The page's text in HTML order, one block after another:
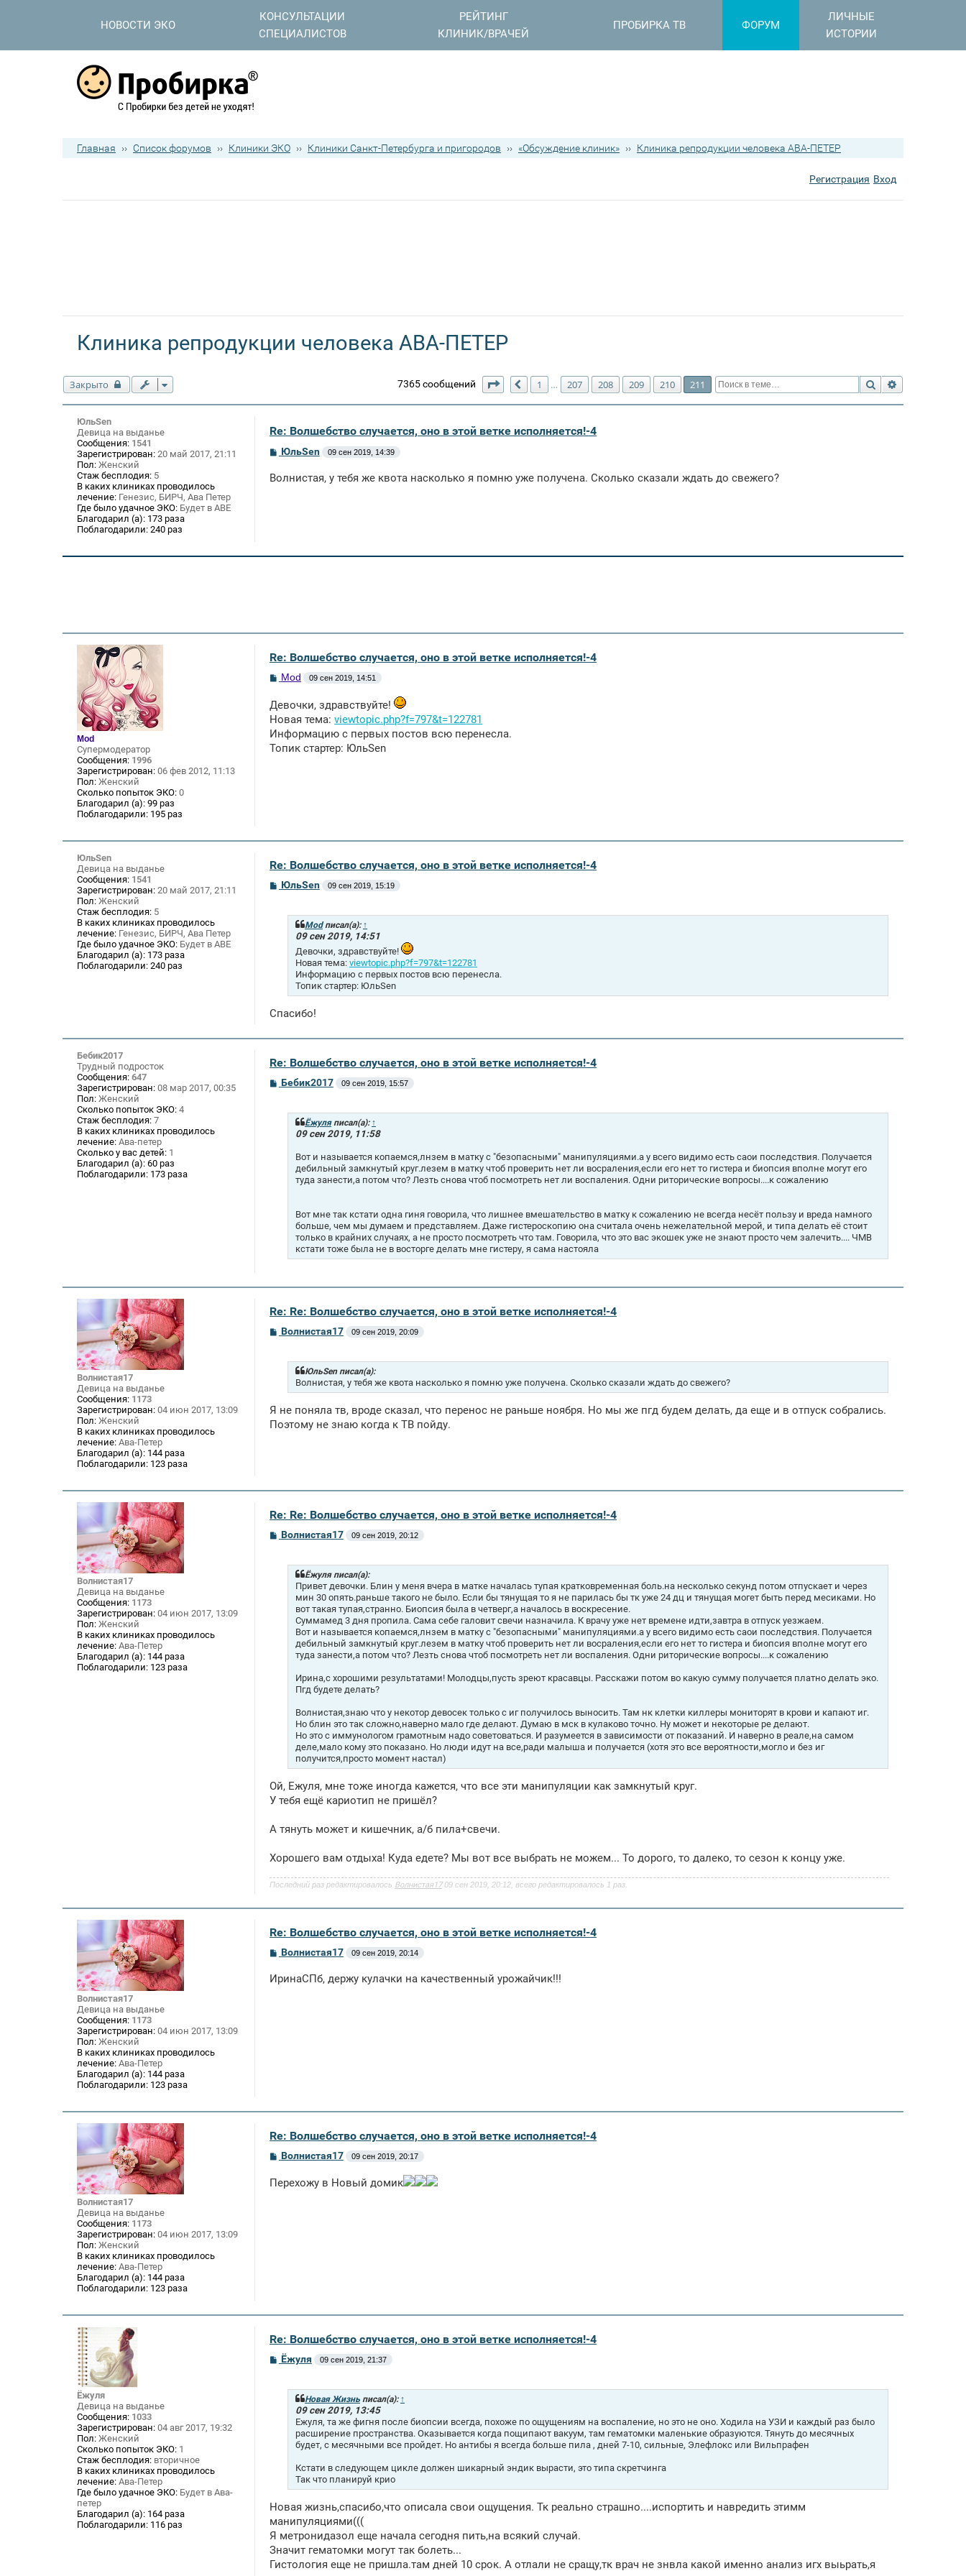
НОВОСТИ ЭКО
КОНСУЛЬТАЦИИ
СПЕЦИАЛИСТОВ
РЕЙТИНГ
КЛИНИК/ВРАЧЕЙ
ПРОБИРКА ТВ ФОРУМ
ЛИЧНЫЕ
ИСТОРИИ
Главная ›› Список форумов ›› Клиники ЭКО ›› Клиники Санкт-Петербурга и пригородов ›› «Обсуждение клиник» ›› Клиника репродукции человека АВА-ПЕТЕР
Регистрация Вход
Клиника репродукции человека АВА-ПЕТЕР
Закрыто Поиск
7365 сообщений Страница 211 из211
Пред.
1 … 207 208 209 210 211
ЮльSen
Девица на выданье
Сообщения: 1541
Зарегистрирован: 20 май 2017, 21:11
Пол: Женский
Стаж бесплодия: 5
В каких клиниках проводилось
лечение: Генезис, БИРЧ, Ава Петер
Где было удачное ЭКО: Будет в АВЕ
Благодарил (а): 173 раза
Поблагодарили: 240 раз
Re: Волшебство случается, оно в этой ветке исполняется!-4
С
б
ЮльSen 09 сен 2019, 14:39
Волнистая, у тебя же квота насколько я помню уже получена. Сколько сказали ждать до свежего?
Mod
Супермодератор
Сообщения: 1996
Зарегистрирован: 06 фев 2012, 11:13
Пол: Женский
Сколько попыток ЭКО: 0
Благодарил (а): 99 раз
Поблагодарили: 195 раз
Re: Волшебство случается, оно в этой ветке исполняется!-4
С
б
щ
е
н
и
Mod 09 сен 2019, 14:51
Девочки, здравствуйте!
Новая тема: viewtopic.php?f=797&t=122781
Информацию с первых постов всю перенесла.
Топик стартер: ЮльSen
ЮльSen
Девица на выданье
Сообщения: 1541
Зарегистрирован: 20 май 2017, 21:11
Пол: Женский
Стаж бесплодия: 5
В каких клиниках проводилось
лечение: Генезис, БИРЧ, Ава Петер
Где было удачное ЭКО: Будет в АВЕ
Благодарил (а): 173 раза
Поблагодарили: 240 раз
Re: Волшебство случается, оно в этой ветке исполняется!-4
СЮльSen 09 сен 2019, 15:19
Modписал(а): ↑
09 сен 2019, 14:51
Девочки, здравствуйте!
Новая тема: viewtopic.php?f=797&t=122781
Информацию с первых постов всю перенесла.
Топик стартер: ЮльSen
Спасибо!
Бебик2017
Трудный подросток
Сообщения: 647
Зарегистрирован: 08 мар 2017, 00:35
Пол: Женский
Сколько попыток ЭКО: 4
Стаж бесплодия: 7
В каких клиниках проводилось
лечение: Ава-петер
Сколько у вас детей: 1
Благодарил (а): 60 раз
Поблагодарили: 173 раза
Re: Волшебство случается, оно в этой ветке исполняется!-4
СБебик2017 09 сен 2019, 15:57
Ёжуляписал(а): ↑
09 сен 2019, 11:58
Вот и называется копаемся,лнзем в матку с "безопасными" манипуляциями.а у всего видимо есть саои последствия. Получается
дебильный замкнутый круг.лезем в матку чтоб проверить нет ли восраления,если его нет то гистера и биопсия вполне могут его
туда занести,а потом что? Лезть снова чтоб посмотреть нет ли воспаления. Одни риторические вопросы....к сожалению
Вот мне так кстати одна гиня говорила, что лишнее вмешательство в матку к сожалению не всегда несёт пользу и вреда намного
больше, чем мы думаем и представляем. Даже гистероскопию она считала очень нежелательной мерой, и типа делать её стоит
только в крайних случаях, а не просто посмотреть что там. Говорила, что это вас экошек уже не знают просто чем залечить.... ЧМВ
кстати тоже была не в восторге делать мне гистеру, я сама настояла
Волнистая17
Девица на выданье
Сообщения: 1173
Зарегистрирован: 04 июн 2017, 13:09
Пол: Женский
В каких клиниках проводилось
лечение: Ава-Петер
Благодарил (а): 144 раза
Поблагодарили: 123 раза
Re: Re: Волшебство случается, оно в этой ветке исполняется!-4
С
е
Волнистая17 09 сен 2019, 20:09
ЮльSen писал(а):
Волнистая, у тебя же квота насколько я помню уже получена. Сколько сказали ждать до свежего?
Я не поняла тв, вроде сказал, что перенос не раньше ноября. Но мы же пгд будем делать, да еще и в отпуск собрались.
Поэтому не знаю когда к ТВ пойду.
Волнистая17
Девица на выданье
Сообщения: 1173
Зарегистрирован: 04 июн 2017, 13:09
Пол: Женский
В каких клиниках проводилось
лечение: Ава-Петер
Благодарил (а): 144 раза
Поблагодарили: 123 раза
Re: Re: Волшебство случается, оно в этой ветке исполняется!-4
СВолнистая17 09 сен 2019, 20:12
Ёжуля писал(а):
Привет девочки. Блин у меня вчера в матке началась тупая кратковременная боль.на несколько секунд потом отпускает и через
мин 30 опять.раньше такого не было. Если бы тянущая то я не парилась бы тк уже 24 дц и тянущая могет быть перед месиками. Но
вот такая тупая,странно. Биопсия была в четверг,а началось в воскресение.
Суммамед 3 дня пропила. Сама себе галовит свечи назначила. К врачу уже нет времене идти,завтра в отпуск уезжаем.
Вот и называется копаемся,лнзем в матку с "безопасными" манипуляциями.а у всего видимо есть саои последствия. Получается
дебильный замкнутый круг.лезем в матку чтоб проверить нет ли восраления,если его нет то гистера и биопсия вполне могут его
туда занести,а потом что? Лезть снова чтоб посмотреть нет ли воспаления. Одни риторические вопросы....к сожалению
Ирина,с хорошими результатами! Молодцы,пусть зреют красавцы. Расскажи потом во какую сумму получается платно делать эко.
Пгд будете делать?
Волнистая,знаю что у некотор девосек только с иг получилось выносить. Там нк клетки киллеры мониторят в крови и капают иг.
Но блин это так сложно,наверно мало где делают. Думаю в мск в кулаково точно. Ну может и некоторые ре делают.
Но это с иммунологом грамотным надо советоваться. И разумеется в зависимости от показаний. И наверно в реале,на самом
деле,мало кому это показано. Но люди идут на все,ради малыша и получается (хотя это все вероятности,могло и без иг
получится,просто момент настал)
Ой, Ежуля, мне тоже иногда кажется, что все эти манипуляции как замкнутый круг.
У тебя ещё кариотип не пришёл?
А тянуть может и кишечник, а/б пила+свечи.
Хорошего вам отдыха! Куда едете? Мы вот все выбрать не можем... То дорого, то далеко, то сезон к концу уже.
Последний раз редактировалось Волнистая1709 сен 2019, 20:12, всего редактировалось 1 раз.
Волнистая17
Девица на выданье
Сообщения: 1173
Зарегистрирован: 04 июн 2017, 13:09
Пол: Женский
В каких клиниках проводилось
лечение: Ава-Петер
Благодарил (а): 144 раза
Поблагодарили: 123 раза
Re: Волшебство случается, оно в этой ветке исполняется!-4
С
б
Волнистая17 09 сен 2019, 20:14
ИринаСПб, держу кулачки на качественный урожайчик!!!
Волнистая17
Девица на выданье
Сообщения: 1173
Зарегистрирован: 04 июн 2017, 13:09
Пол: Женский
В каких клиниках проводилось
лечение: Ава-Петер
Благодарил (а): 144 раза
Поблагодарили: 123 раза
Re: Волшебство случается, оно в этой ветке исполняется!-4
С
б
Волнистая17 09 сен 2019, 20:17
Перехожу в Новый домик
Ёжуля
Девица на выданье
Сообщения: 1033
Зарегистрирован: 04 авг 2017, 19:32
Пол: Женский
Сколько попыток ЭКО: 1
Стаж бесплодия: вторичное
В каких клиниках проводилось
лечение: Ава-Петер
Где было удачное ЭКО: Будет в Ава-
петер
Благодарил (а): 164 раза
Поблагодарили: 116 раз
Re: Волшебство случается, оно в этой ветке исполняется!-4
СЁжуля 09 сен 2019, 21:37
Новая Жизнь писал(а): ↑
09 сен 2019, 13:45
Ежуля, та же фигня после биопсии всегда, похоже по ощущениям на воспаление, но это не оно. Ходила на УЗИ и каждый раз было
расширение пространства. Оказывается когда пощипают вакуум, там гематомки маленькие образуются. Тянуть до месячных
будет, с месячными все пройдет. Но антибы я всегда больше пила , дней 7-10, сильные, Элефлокс или Вильпрафен
Кстати в следующем цикле должен шикарный эндик вырасти, это типа скретчинга
Так что планируй крио
Новая жизнь,спасибо,что описала свои ощущения. Тк реально страшно....испортить и навредить этимм
манипуляциями(((
Я метронидазол еще начала сегодня пить,на всякий случай.
Значит гематомки могут так болеть...
Гистология еще не пришла.там дней 10 срок. А отлали не сращу,тк врач не знвла какой именно анализ игх выьрать,я